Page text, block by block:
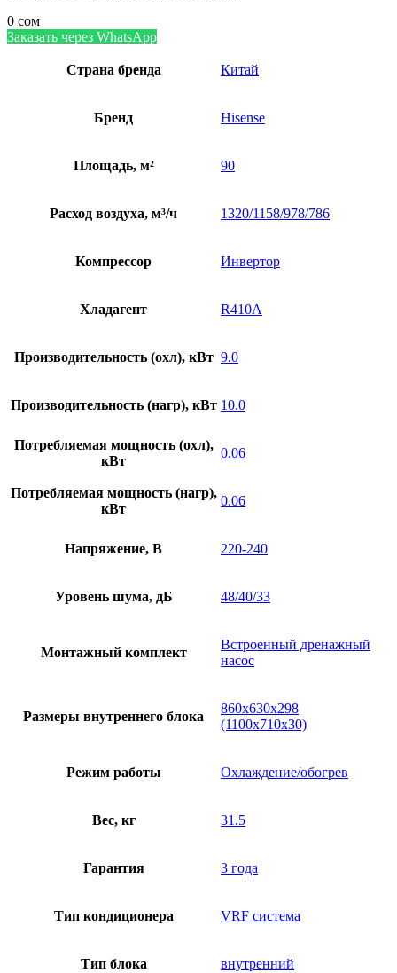
0 сом
Заказать через WhatsApp
Страна бренда Китай
Бренд Hisense
Площадь, м² 90
Расход воздуха, м³/ч 1320/1158/978/786
Компрессор Инвертор
Хладагент R410A
Производительность (охл), кВт 9.0
Производительность (нагр), кВт 10.0
Потребляемая мощность (охл),
кВт
0.06
Потребляемая мощность (нагр),
кВт
0.06
Напряжение, В 220-240
Уровень шума, дБ 48/40/33
Монтажный комплект
Встроенный дренажный
насос
Размеры внутреннего блока
860х630х298
(1100х710х30)
Режим работы Охлаждение/обогрев
Вес, кг 31.5
Гарантия 3 года
Тип кондиционера VRF система
Тип блока внутренний